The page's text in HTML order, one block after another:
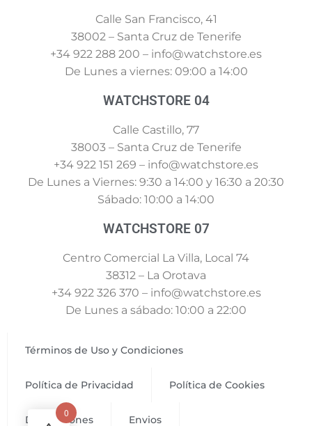
Calle San Francisco, 41
38002 – Santa Cruz de Tenerife
+34 922 288 200 – info@watchstore.es
De Lunes a viernes: 09:00 a 14:00
WATCHSTORE 04
Calle Castillo, 77
38003 – Santa Cruz de Tenerife
+34 922 151 269 – info@watchstore.es
De Lunes a Viernes: 9:30 a 14:00 y 16:30 a 20:30
Sábado: 10:00 a 14:00
WATCHSTORE 07
Centro Comercial La Villa, Local 74
38312 – La Orotava
+34 922 326 370 – info@watchstore.es
De Lunes a sábado: 10:00 a 22:00
Términos de Uso y Condiciones
Política de Privacidad Política de Cookies
Devoluciones Envios
0